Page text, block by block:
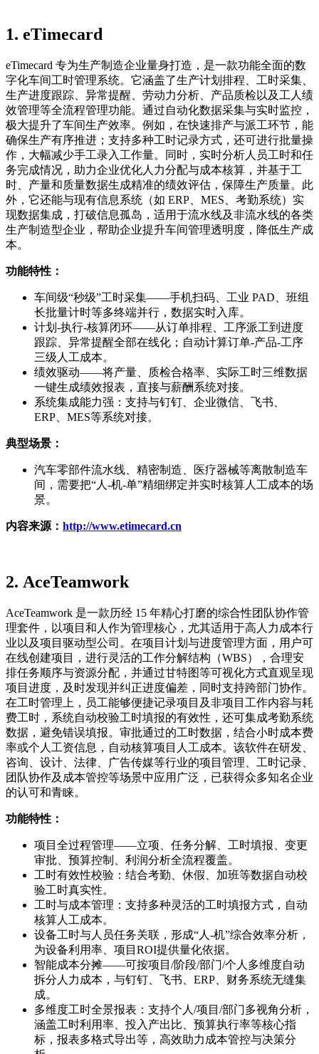
1. eTimecard
eTimecard 专为生产制造企业量身打造，是一款功能全面的数
字化车间工时管理系统。它涵盖了生产计划排程、工时采集、
生产进度跟踪、异常提醒、劳动力分析、产品质检以及工人绩
效管理等全流程管理功能。通过自动化数据采集与实时监控，
极大提升了车间生产效率。例如，在快速排产与派工环节，能
确保生产有序推进；支持多种工时记录方式，还可进行批量操
作，大幅减少手工录入工作量。同时，实时分析人员工时和任
务完成情况，助力企业优化人力分配与成本核算，并基于工
时、产量和质量数据生成精准的绩效评估，保障生产质量。此
外，它还能与现有信息系统（如 ERP、MES、考勤系统）实
现数据集成，打破信息孤岛，适用于流水线及非流水线的各类
生产制造型企业，帮助企业提升车间管理透明度，降低生产成
本。
功能特性：
车间级“秒级”工时采集——手机扫码、工业 PAD、班组
长批量计时等多终端并行，数据实时入库。
计划-执行-核算闭环——从订单排程、工序派工到进度
跟踪、异常提醒全部在线化；自动计算订单-产品-工序
三级人工成本。
绩效驱动——将产量、质检合格率、实际工时三维数据
一键生成绩效报表，直接与薪酬系统对接。
系统集成能力强：支持与钉钉、企业微信、飞书、
ERP、MES等系统对接。
典型场景：
汽车零部件流水线、精密制造、医疗器械等离散制造车
间，需要把“人-机-单”精细绑定并实时核算人工成本的场
景。
内容来源 ： http://www.etimecard.cn
2. AceTeamwork
AceTeamwork 是一款历经 15 年精心打磨的综合性团队协作管
理套件，以项目和人作为管理核心，尤其适用于高人力成本行
业以及项目驱动型公司。在项目计划与进度管理方面，用户可
在线创建项目，进行灵活的工作分解结构（WBS），合理安
排任务顺序与资源分配，并通过甘特图等可视化方式直观呈现
项目进度，及时发现并纠正进度偏差，同时支持跨部门协作。
在工时管理上，员工能够便捷记录项目及非项目工作内容与耗
费工时，系统自动校验工时填报的有效性，还可集成考勤系统
数据，避免错误填报。审批通过的工时数据，结合小时成本费
率或个人工资信息，自动核算项目人工成本。该软件在研发、
咨询、设计、法律、广告传媒等行业的项目管理、工时记录、
团队协作及成本管控等场景中应用广泛，已获得众多知名企业
的认可和青睐。
功能特性：
项目全过程管理——立项、任务分解、工时填报、变更
审批、预算控制、利润分析全流程覆盖。
工时有效性校验：结合考勤、休假、加班等数据自动校
验工时真实性。
工时与成本管理：支持多种灵活的工时填报方式，自动
核算人工成本。
设备工时与人员任务关联，形成“人-机”综合效率分析，
为设备利用率、项目ROI提供量化依据。
智能成本分摊——可按项目/阶段/部门/个人多维度自动
拆分人力成本，与钉钉、飞书、ERP、财务系统无缝集
成。
多维度工时全景报表：支持个人/项目/部门多视角分析，
涵盖工时利用率、投入产出比、预算执行率等核心指
标，报表多格式导出等，高效助力成本管控与决策分